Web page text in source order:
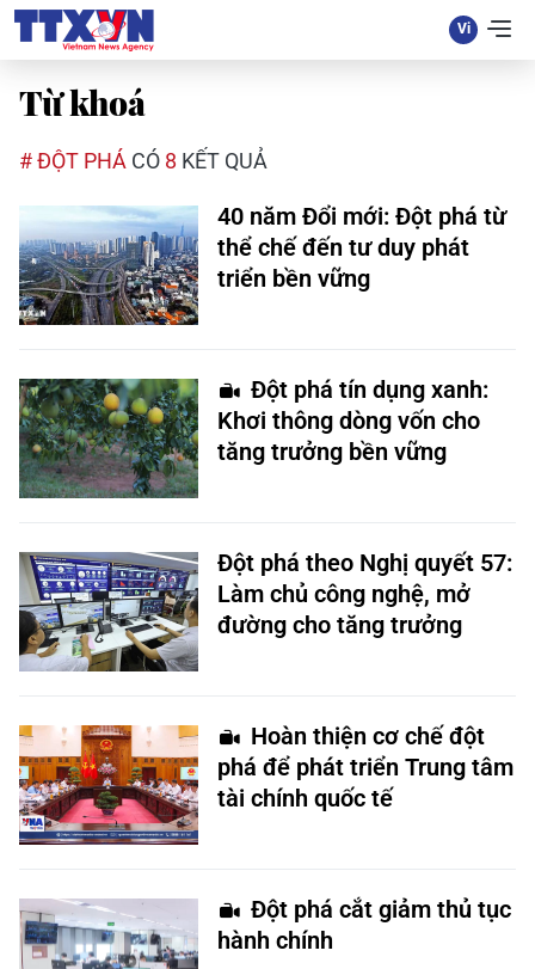
Từ khoá
# ĐỘT PHÁ CÓ 8 KẾT QUẢ
40 năm Đổi mới: Đột phá từ
thể chế đến tư duy phát
triển bền vững
Đột phá tín dụng xanh:
Khơi thông dòng vốn cho
tăng trưởng bền vững
Đột phá theo Nghị quyết 57:
Làm chủ công nghệ, mở
đường cho tăng trưởng
Hoàn thiện cơ chế đột
phá để phát triển Trung tâm
tài chính quốc tế
Đột phá cắt giảm thủ tục
hành chính